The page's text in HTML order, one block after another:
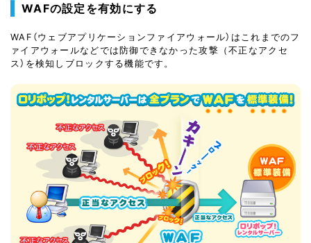
WAFの設定を有効にする
WAF（ウェブアプリケーションファイアウォール）はこれまでのフ
ァイアウォールなどでは防御できなかった攻撃（不正なアクセ
ス）を検知しブロックする機能です。